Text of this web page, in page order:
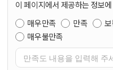
이 페이지에서 제공하는 정보
매우만족
만족
매우불만족